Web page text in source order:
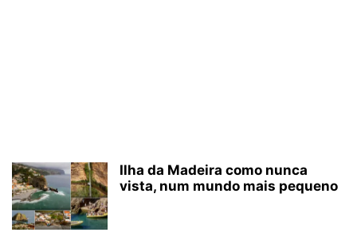
Ilha da Madeira como nunca
vista, num mundo mais pequeno